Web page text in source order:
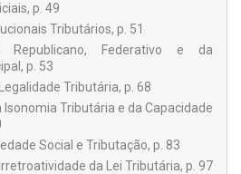
p. 49
Tributários, p. 51
Republicano, Federativo e da
p. 53
Tributária, p. 68
Isonomia Tributária e da Capacidade
Social e Tributação, p. 83
da Lei Tributária, p. 97